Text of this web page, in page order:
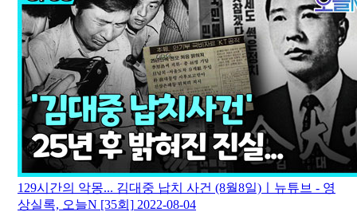
129시간의 악몽... 김대중 납치 사건 (8월8일)ㅣ뉴튜브 - 영
상실록, 오늘N [35회] 2022-08-04